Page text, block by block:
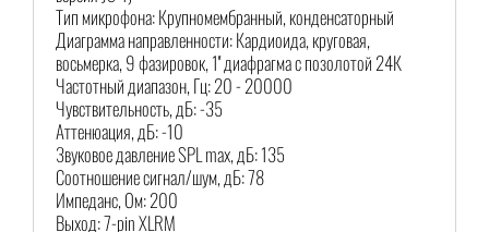
Тип микрофона: Крупномембранный, конденсаторный
Диаграмма направленности: Кардиоида, круговая,
восьмерка, 9 фазировок, 1'' диафрагма с позолотой 24К
Частотный диапазон, Гц: 20 - 20000
Чувствительность, дБ: -35
Аттенюация, дБ: -10
Звуковое давление SPL max, дБ: 135
Соотношение сигнал/шум, дБ: 78
Импеданс, Ом: 200
Выход: 7-pin XLRM